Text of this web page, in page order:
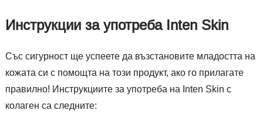
Инструкции за употреба Inten Skin
Със сигурност ще успеете да възстановите младостта на
кожата си с помощта на този продукт, ако го прилагате
правилно! Инструкциите за употреба на Inten Skin с
колаген са следните: